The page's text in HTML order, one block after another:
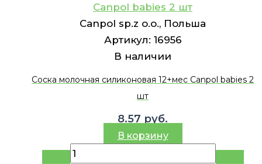
Canpol babies 2 шт
Canpol sp.z o.o., Польша
Артикул: 16956
В наличии
Соска молочная силиконовая 12+мес Canpol babies 2
шт
8.57 руб.
В корзину